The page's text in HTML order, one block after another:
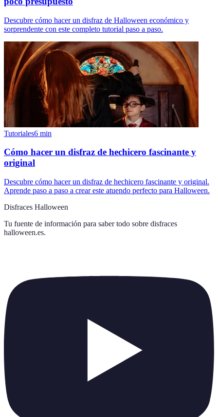
Descubre cómo hacer un disfraz de Halloween económico y
sorprendente con este completo tutorial paso a paso.
Tutoriales6 min
Cómo hacer un disfraz de hechicero fascinante y
original
Descubre cómo hacer un disfraz de hechicero fascinante y original.
Aprende paso a paso a crear este atuendo perfecto para Halloween.
Disfraces Halloween
Tu fuente de información para saber todo sobre disfraces
halloween.es.